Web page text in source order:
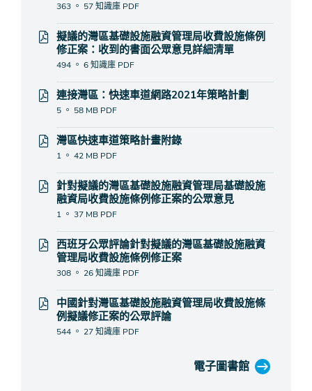
363 。 57 知識庫 PDF
擬議的灣區基礎設施融資管理局收費設施條例
修正案：收到的書面公眾意見詳細清單
494 。 6 知識庫 PDF
連接灣區：快速車道網路2021年策略計劃
5 。 58 MB PDF
灣區快速車道策略計畫附錄
1 。 42 MB PDF
針對擬議的灣區基礎設施融資管理局基礎設施
融資局收費設施條例修正案的公眾意見
1 。 37 MB PDF
西班牙公眾評論針對擬議的灣區基礎設施融資
管理局收費設施條例修正案
308 。 26 知識庫 PDF
中國針對灣區基礎設施融資管理局收費設施條
例擬議修正案的公眾評論
544 。 27 知識庫 PDF
電子圖書館